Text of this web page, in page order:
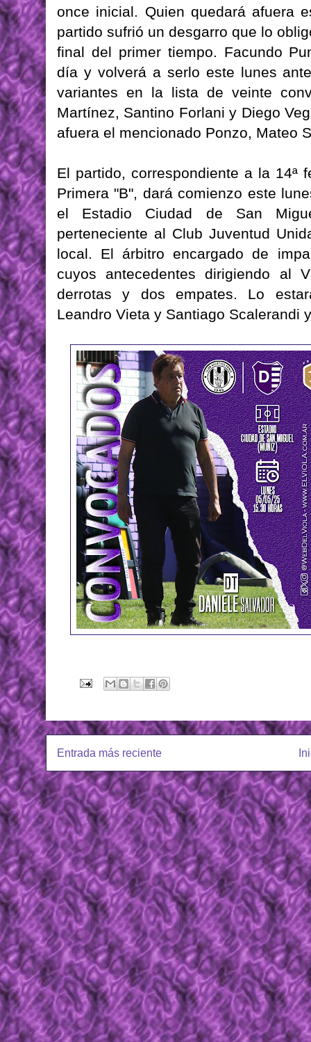
once inicial. Quien quedará afuera
partido sufrió un desgarro que lo
final del primer tiempo. Facundo
día y volverá a serlo este lunes
variantes en la lista de veinte
Martínez, Santino Forlani y Diego
afuera el mencionado Ponzo, Mateo
El partido, correspondiente a la 14ª
Primera "B", dará comienzo este
el Estadio Ciudad de San
perteneciente al Club Juventud
local. El árbitro encargado de
cuyos antecedentes dirigiendo al
derrotas y dos empates. Lo
Leandro Vieta y Santiago Scalerandi
Entrada más reciente